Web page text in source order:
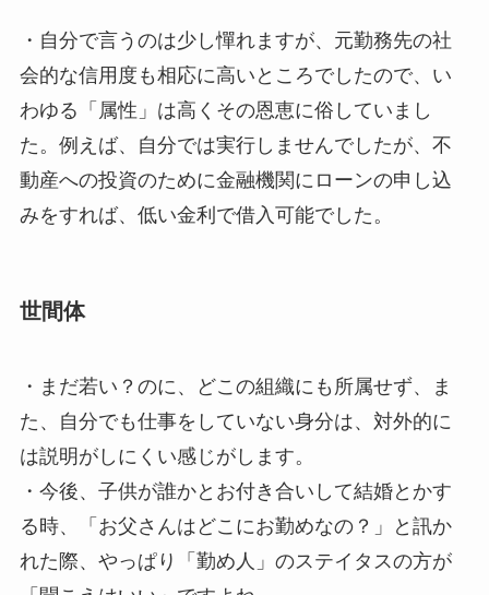
・自分で言うのは少し憚れますが、元勤務先の社
会的な信用度も相応に高いところでしたので、い
わゆる「属性」は高くその恩恵に俗していまし
た。例えば、自分では実行しませんでしたが、不
動産への投資のために金融機関にローンの申し込
みをすれば、低い金利で借入可能でした。
世間体
・まだ若い？のに、どこの組織にも所属せず、ま
た、自分でも仕事をしていない身分は、対外的に
は説明がしにくい感じがします。
・今後、子供が誰かとお付き合いして結婚とかす
る時、「お父さんはどこにお勤めなの？」と訊か
れた際、やっぱり「勤め人」のステイタスの方が